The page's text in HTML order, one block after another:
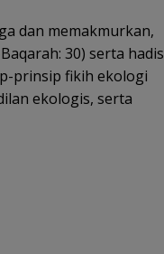
dan memakmurkan,
30) serta hadis
prinsip fikih ekologi
ekologis, serta